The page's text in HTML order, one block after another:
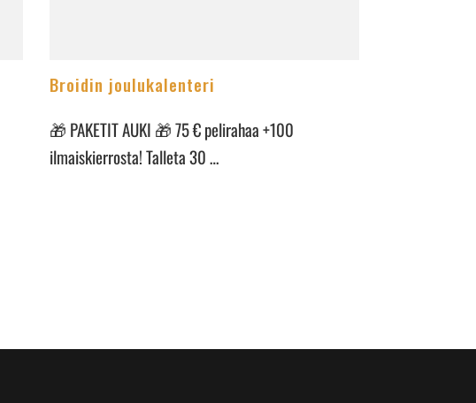
Broidin joulukalenteri
🎁 PAKETIT AUKI 🎁 75 € pelirahaa +100
ilmaiskierrosta! Talleta 30 …